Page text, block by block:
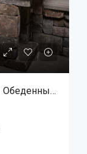
Барные Стойки, Диваны И Столы Обеденные Для Улицы